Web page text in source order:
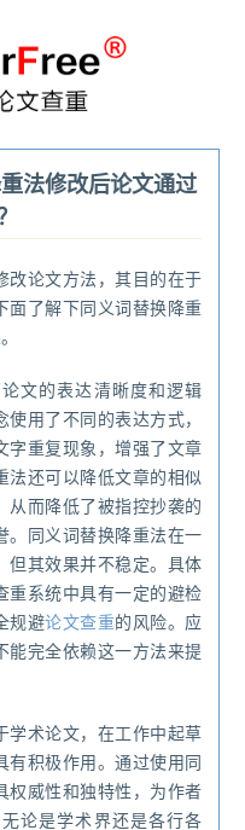
法修改后论文通过
改论文方法，其目的在于
面了解下同义词替换降重
文的表达清晰度和逻辑
用了不同的表达方式，
字重复现象，增强了文章
法还可以降低文章的相似
从而降低了被指控抄袭的
。同义词替换降重法在一
但其效果并不稳定。具体
重系统中具有一定的避检
规避论文查重的风险。应
能完全依赖这一方法来提
学术论文，在工作中起草
有积极作用。通过使用同
权威性和独特性，为作者
论是学术界还是各行各